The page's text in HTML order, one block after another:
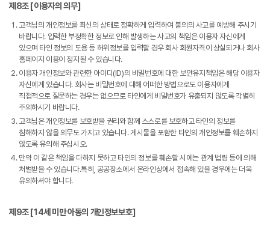
제8조 [이용자의 의무]
고객님의 개인정보를 최신의 상태로 정확하게 입력하여 불의의 사고를 예방해 주시기
바랍니다. 입력한 부정확한 정보로 인해 발생하는 사고의 책임은 이용자 자신에게
있으며 타인 정보의 도용 등 허위정보를 입력할 경우 회사 회원자격이 상실되거나 회사
홈페이지 이용이 정지될 수 있습니다.
이용자 개인정보와 관련한 아이디(ID)의 비밀번호에 대한 보안유지책임은 해당 이용자
자신에게 있습니다. 회사는 비밀번호에 대해 어떠한 방법으로도 이용자에게
직접적으로 질문하는 경우는 없으므로 타인에게 비밀번호가 유출되지 않도록 각별히
주의하시기 바랍니다.
고객님은 개인정보를 보호받을 권리와 함께 스스로를 보호하고 타인의 정보를
침해하지 않을 의무도 가지고 있습니다. 게시물을 포함한 타인의 개인정보를 훼손하지
않도록 유의해 주십시오.
만약 이 같은 책임을 다하지 못하고 타인의 정보를 훼손할 시에는 관계 법령 등에 의해
처벌받을 수 있습니다.특히, 공공장소에서 온라인상에서 접속해 있을 경우에는 더욱
유의하셔야 합니다.
제9조 [14세 미만 아동의 개인정보보호]